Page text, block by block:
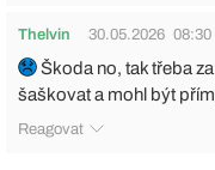
Thelvin 30.05.2026 08:30
Škoda no, tak třeba
šaškovat a mohl být
Reagovat